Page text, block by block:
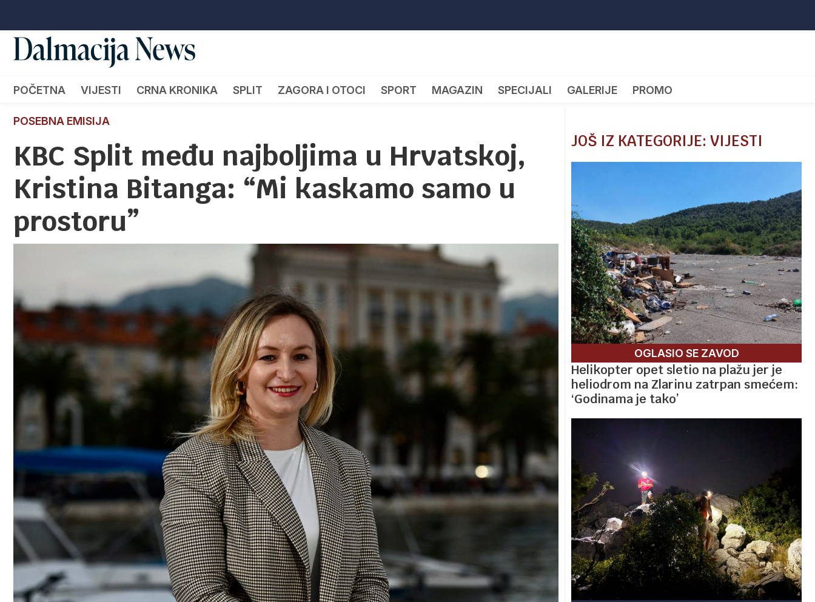
POČETNA VIJESTI CRNA KRONIKA SPLIT ZAGORA I OTOCI SPORT MAGAZIN SPECIJALI GALERIJE PROMO
POSEBNA EMISIJA
KBC Split među najboljima u Hrvatskoj,
Kristina Bitanga: “Mi kaskamo samo u
prostoru”
JOŠ IZ KATEGORIJE: VIJESTI
OGLASIO SE ZAVOD
Helikopter opet sletio na plažu jer je
heliodrom na Zlarinu zatrpan smećem:
‘Godinama je tako’